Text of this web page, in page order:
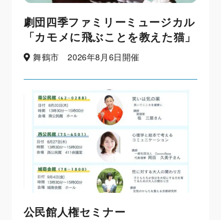
劇団四季ファミリーミュージカル
「カモメに飛ぶことを教えた猫」
舞鶴市 2026年8月6日開催
公民館人権セミナー